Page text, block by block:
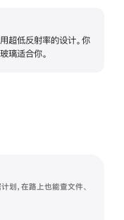
超低反射率的设计。你
璃适合你。
划，在路上也能查文件、